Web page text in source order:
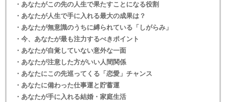
・あなたがこの先の人生で果たすことになる役割
・あなたが人生で手に入れる最大の成果は？
・あなたが無意識のうちに縛られている「しがらみ」
・今、あなたが最も注力するべきポイント
・あなたが自覚していない意外な一面
・あなたが注意した方がいい人間関係
・あなたにこの先巡ってくる「恋愛」チャンス
・あなたに備わった仕事運と貯蓄運
・あなたが手に入れる結婚・家庭生活